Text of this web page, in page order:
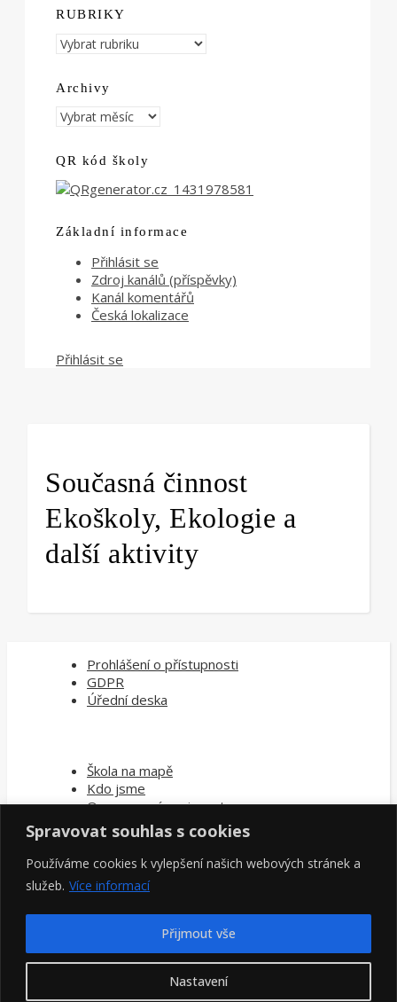
Spravovat souhlas s cookies
Používáme cookies k vylepšení našich webových stránek a
služeb. Více informací
Nastavení
Přijmout vše
RUBRIKY
RUBRIKY
Archivy
Archivy
QR kód školy
Základní informace
Přihlásit se
Zdroj kanálů (příspěvky)
Kanál komentářů
Česká lokalizace
Přihlásit se
Současná činnost
Ekoškoly, Ekologie a
další aktivity
Prohlášení o přístupnosti
GDPR
Úřední deska
Škola na mapě
Kdo jsme
Oznamovací povinnost
Kontakty pedag. pracovníci
Kontakty škola